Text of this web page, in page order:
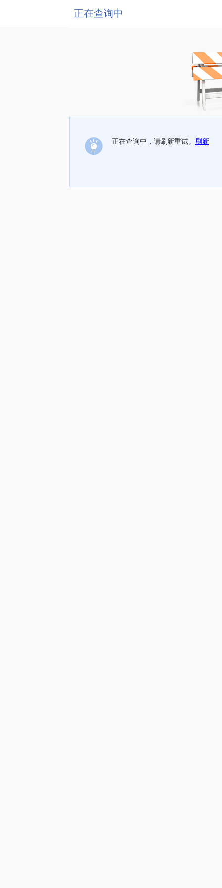
正在查询中
正在查询中，请刷新重试。 刷新